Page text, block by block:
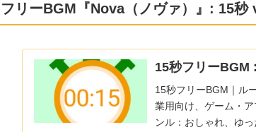
フリーBGM『Nova（ノヴァ）』: 15秒
15秒フリーBGM
15秒フリーBGM｜ル
業用向け、ゲーム・
ンル：おしゃれ、ゆ